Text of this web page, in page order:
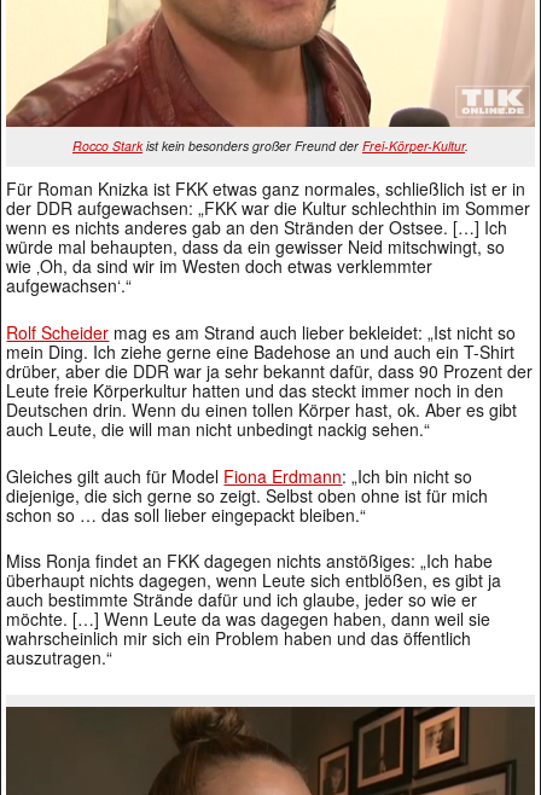
Rocco Starkist kein besonders großer Freund der Frei-Körper-Kultur.
Für Roman Knizka ist FKK etwas ganz normales, schließlich ist er in
der DDR aufgewachsen: „FKK war die Kultur schlechthin im Sommer
wenn es nichts anderes gab an den Stränden der Ostsee. […] Ich
würde mal behaupten, dass da ein gewisser Neid mitschwingt, so
wie ‚Oh, da sind wir im Westen doch etwas verklemmter
aufgewachsen‘.“
Rolf Scheider mag es am Strand auch lieber bekleidet: „Ist nicht so
mein Ding. Ich ziehe gerne eine Badehose an und auch ein T-Shirt
drüber, aber die DDR war ja sehr bekannt dafür, dass 90 Prozent der
Leute freie Körperkultur hatten und das steckt immer noch in den
Deutschen drin. Wenn du einen tollen Körper hast, ok. Aber es gibt
auch Leute, die will man nicht unbedingt nackig sehen.“
Gleiches gilt auch für Model Fiona Erdmann: „Ich bin nicht so
diejenige, die sich gerne so zeigt. Selbst oben ohne ist für mich
schon so … das soll lieber eingepackt bleiben.“
Miss Ronja findet an FKK dagegen nichts anstößiges: „Ich habe
überhaupt nichts dagegen, wenn Leute sich entblößen, es gibt ja
auch bestimmte Strände dafür und ich glaube, jeder so wie er
möchte. […] Wenn Leute da was dagegen haben, dann weil sie
wahrscheinlich mir sich ein Problem haben und das öffentlich
auszutragen.“